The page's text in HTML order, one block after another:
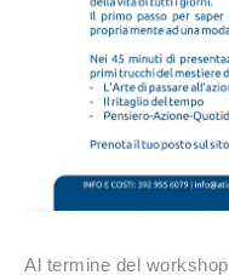
Al termine del workshop